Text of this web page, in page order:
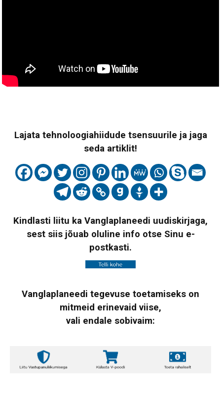
Lajata tehnoloogiahiidude tsensuurile ja jaga
seda artiklit!
Kindlasti liitu ka Vanglaplaneedi uudiskirjaga,
sest siis jõuab oluline info otse Sinu e-
postkasti.
Vanglaplaneedi tegevuse toetamiseks on
mitmeid erinevaid viise,
vali endale sobivaim: